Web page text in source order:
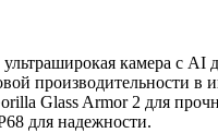
камера с AI
производительности в
Glass Armor 2 для
для надежности.